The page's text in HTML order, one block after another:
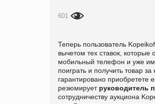
601
Теперь пользователь
вычетом тех ставок,
мобильный телефон и уже
поиграть и получить товар
гарантировано приобретете
резюмирует руководитель
сотрудничеству аукциона